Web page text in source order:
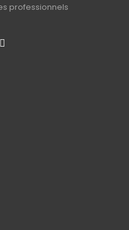
professionnels